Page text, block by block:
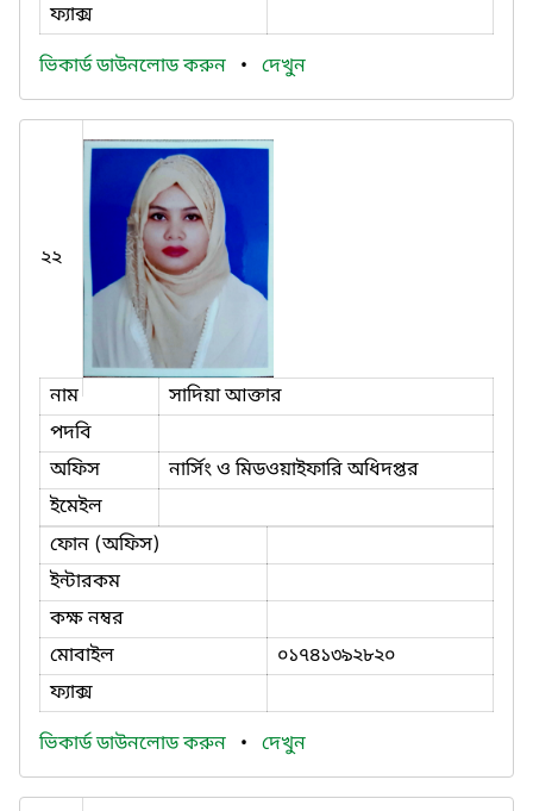
ফ্যাক্স
ভিকার্ড ডাউনলোড করুন • দেখুন
২২
নাম
সাদিয়া আক্তার
পদবি
অফিস
নার্সিং ও মিডওয়াইফারি অধিদপ্তর
ইমেইল
ফোন (অফিস)
ইন্টারকম
কক্ষ নম্বর
মোবাইল
০১৭৪১৩৯২৮২০
ফ্যাক্স
ভিকার্ড ডাউনলোড করুন • দেখুন